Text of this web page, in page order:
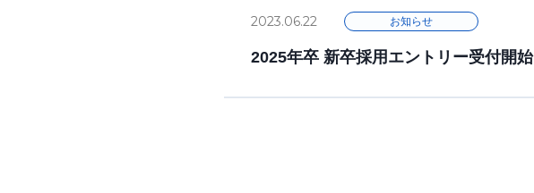
お知らせ
2023.06.22
2025年卒 新卒採用エントリー受付開始